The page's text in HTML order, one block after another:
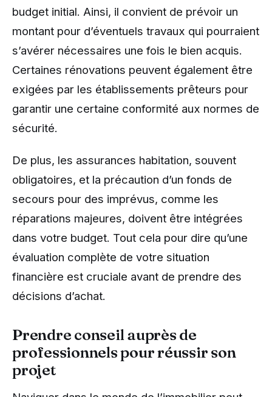
budget initial. Ainsi, il convient de prévoir un
montant pour d’éventuels travaux qui pourraient
s’avérer nécessaires une fois le bien acquis.
Certaines rénovations peuvent également être
exigées par les établissements prêteurs pour
garantir une certaine conformité aux normes de
sécurité.
De plus, les assurances habitation, souvent
obligatoires, et la précaution d’un fonds de
secours pour des imprévus, comme les
réparations majeures, doivent être intégrées
dans votre budget. Tout cela pour dire qu’une
évaluation complète de votre situation
financière est cruciale avant de prendre des
décisions d’achat.
Prendre conseil auprès de
professionnels pour réussir son
projet